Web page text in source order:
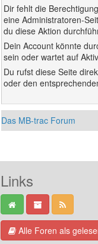
Dir fehlt die
eine Administratoren-
du diese Aktion
Dein Account könnte
sein oder wartet auf
Du rufst diese Seite
oder den
Das MB-trac Forum
Links
Alle Foren als